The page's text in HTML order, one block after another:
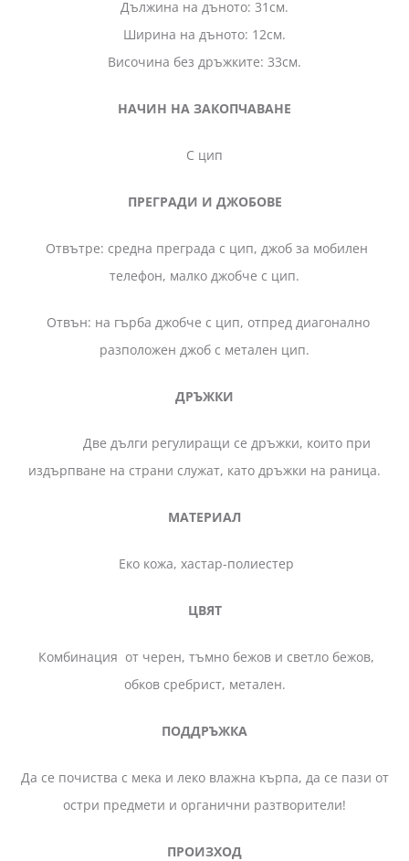
Дължина на дъното: 31см.
Ширина на дъното: 12см.
Височина без дръжките: 33см.
НАЧИН НА ЗАКОПЧАВАНЕ
С цип
ПРЕГРАДИ И ДЖОБОВЕ
Отвътре: средна преграда с цип, джоб за мобилен
телефон, малко джобче с цип.
Отвън: на гърба джобче с цип, отпред диагонално
разположен джоб с метален цип.
ДРЪЖКИ
Две дълги регулиращи се дръжки, които при
издърпване на страни служат, като дръжки на раница.
МАТЕРИАЛ
Еко кожа, хастар-полиестер
ЦВЯТ
Комбинация от черен, тъмно бежов и светло бежов,
обков сребрист, метален.
ПОДДРЪЖКА
Да се почиства с мека и леко влажна кърпа, да се пази от
остри предмети и органични разтворители!
ПРОИЗХОД